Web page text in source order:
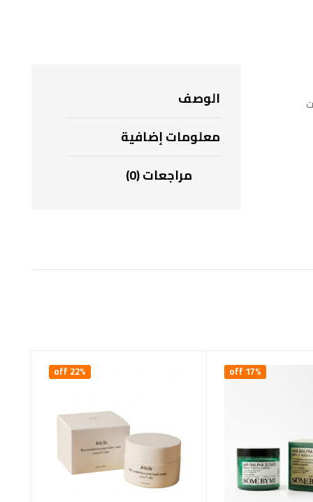
الوصف
معلومات إضافية
مراجعات (0)
17% off
22% off